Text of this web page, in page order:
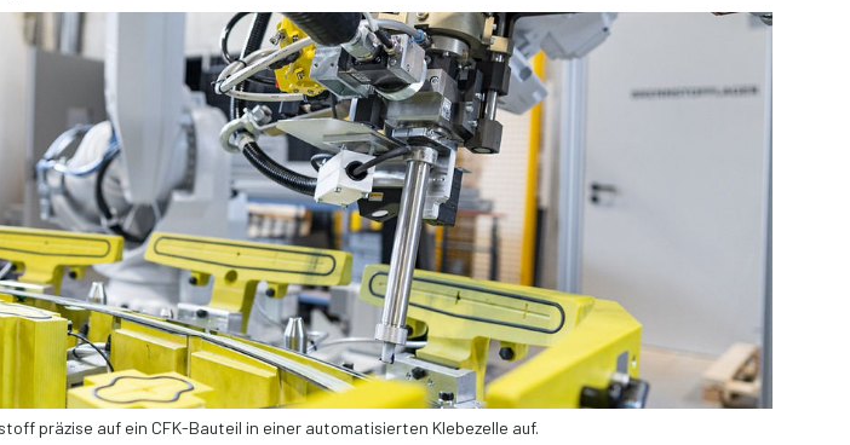
präzise auf ein CFK-Bauteil in einer automatisierten Klebezelle auf.